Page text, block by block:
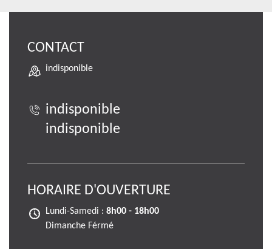
CONTACT
indisponible
indisponible
indisponible
HORAIRE D'OUVERTURE
Lundi-Samedi : 8h00 - 18h00
Dimanche Férmé